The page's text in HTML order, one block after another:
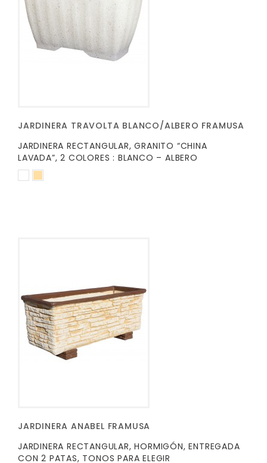
JARDINERA TRAVOLTA BLANCO/ALBERO FRAMUSA
JARDINERA RECTANGULAR, GRANITO “CHINA
LAVADA”, 2 COLORES : BLANCO – ALBERO
JARDINERA ANABEL FRAMUSA
JARDINERA RECTANGULAR, HORMIGÓN, ENTREGADA
CON 2 PATAS, TONOS PARA ELEGIR